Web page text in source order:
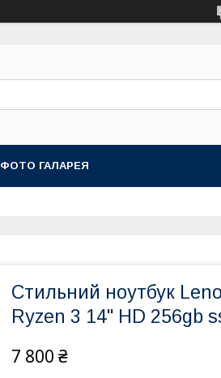
ФОТО ГАЛАРЕЯ
Стильний ноутбук
Ryzen 3 14" HD 256gb
7 800 ₴